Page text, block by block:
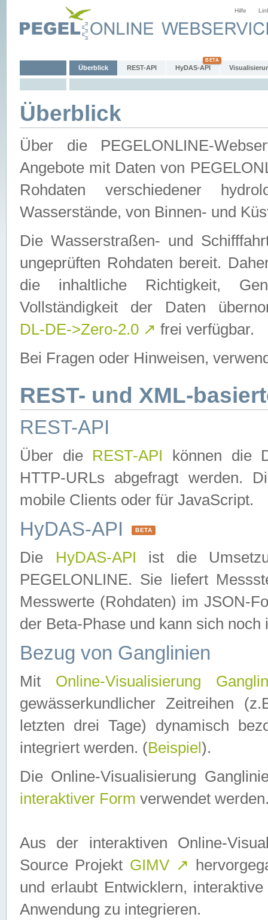
Hilfe
Überblick REST-API HyDAS-API
Überblick
Über die PEGELONLINE-
Angebote mit Daten von
Rohdaten verschiedener
Wasserstände, von Binnen- und
Die Wasserstraßen- und
ungeprüften Rohdaten bereit.
die inhaltliche Richtigkeit,
Vollständigkeit der Daten
DL-DE->Zero-2.0 ↗ frei verfügbar.
Bei Fragen oder Hinweisen,
REST- und XML-
REST-API
Über die REST-API können die
HTTP-URLs abgefragt werden.
mobile Clients oder für JavaScript.
HyDAS-API BETA
Die HyDAS-API ist die
PEGELONLINE. Sie liefert
Messwerte (Rohdaten) im JSON-
der Beta-Phase und kann sich noch
Bezug von Ganglinien
Mit Online-Visualisierung
gewässerkundlicher Zeitreihen
letzten drei Tage) dynamisch
integriert werden. (Beispiel ).
Die Online-Visualisierung
interaktiver Form verwendet
Aus der interaktiven Online-
Source Projekt GIMV ↗
und erlaubt Entwicklern,
Anwendung zu integrieren.